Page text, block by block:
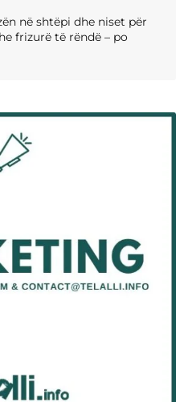
në shtëpi dhe niset për
frizurë të rëndë – po